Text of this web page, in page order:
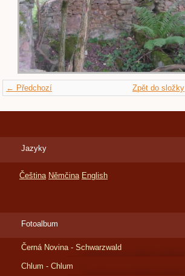
← Předchozí Zpět do složky
Jazyky
Čeština Němčina English
Fotoalbum
Černá Novina - Schwarzwald
Chlum - Chlum